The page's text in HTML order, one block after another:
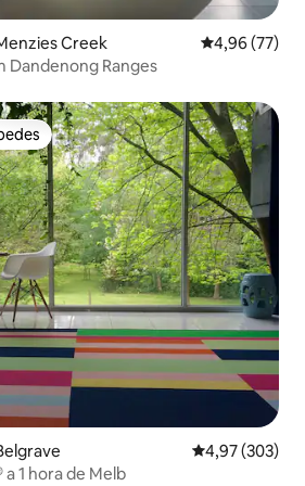
Creek 4,96 de uma
4,96 (77)
Dandenong Ranges
dos hóspedes
4,97 de uma
4,97 (303)
1 hora de Melb